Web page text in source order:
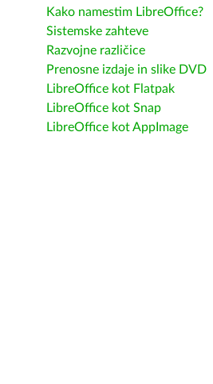
Kako namestim LibreOffice?
Sistemske zahteve
Razvojne različice
Prenosne izdaje in slike DVD
LibreOffice kot Flatpak
LibreOffice kot Snap
LibreOffice kot AppImage